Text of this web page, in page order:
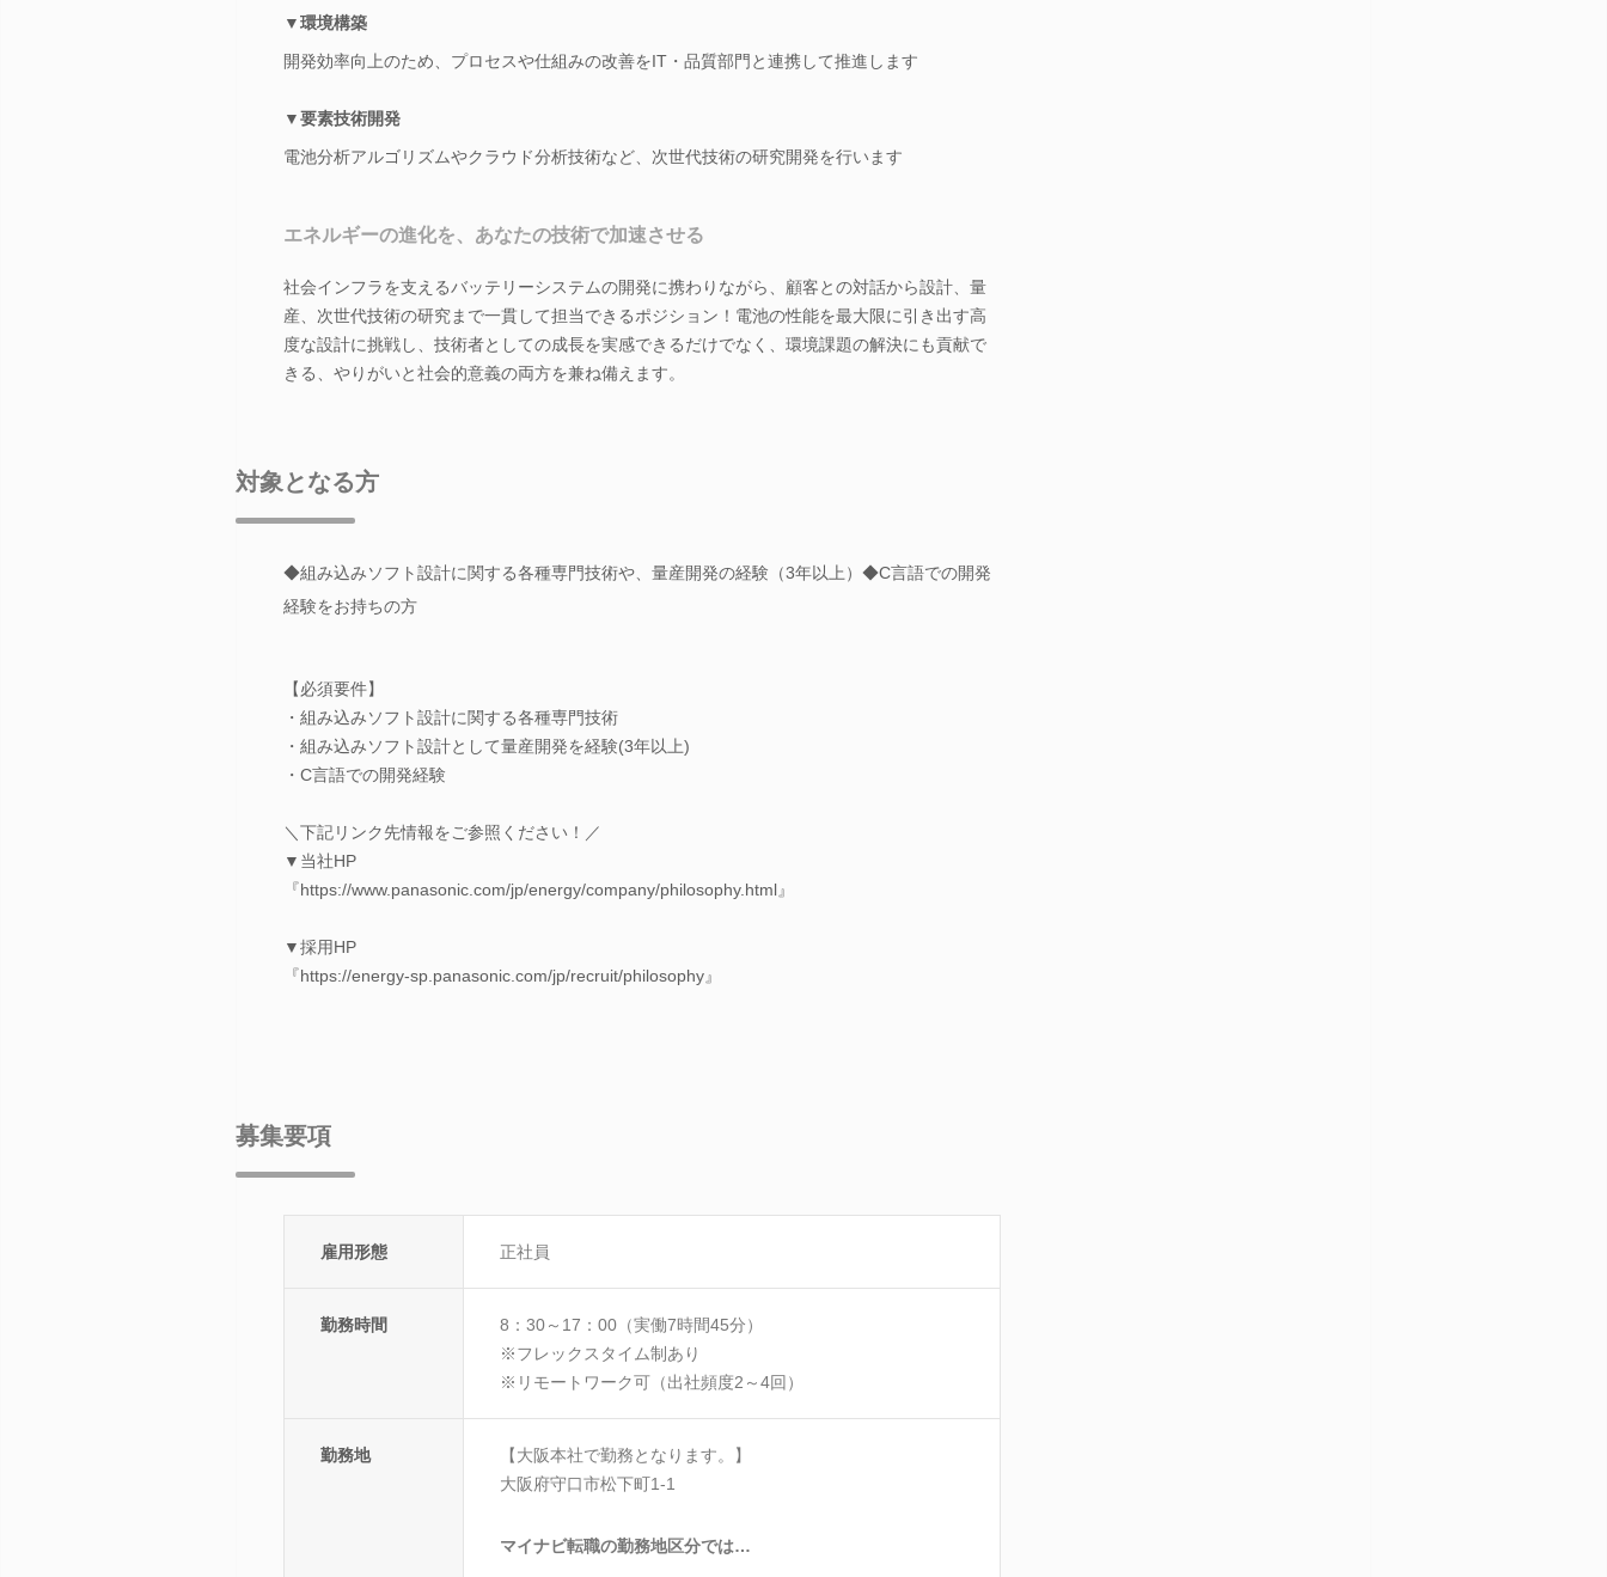
▼環境構築
開発効率向上のため、プロセスや仕組みの改善をIT・品質部門と連携して推進します
▼要素技術開発
電池分析アルゴリズムやクラウド分析技術など、次世代技術の研究開発を行います
エネルギーの進化を、あなたの技術で加速させる
社会インフラを支えるバッテリーシステムの開発に携わりながら、顧客との対話から設計、量
産、次世代技術の研究まで一貫して担当できるポジション！電池の性能を最大限に引き出す高
度な設計に挑戦し、技術者としての成長を実感できるだけでなく、環境課題の解決にも貢献で
きる、やりがいと社会的意義の両方を兼ね備えます。
対象となる方
◆組み込みソフト設計に関する各種専門技術や、量産開発の経験（3年以上）◆C言語での開発
経験をお持ちの方
【必須要件】
・組み込みソフト設計に関する各種専門技術
・組み込みソフト設計として量産開発を経験(3年以上)
・C言語での開発経験
＼下記リンク先情報をご参照ください！／
▼当社HP
『https://www.panasonic.com/jp/energy/company/philosophy.html』
▼採用HP
『https://energy-sp.panasonic.com/jp/recruit/philosophy』
募集要項
雇用形態 正社員
勤務時間
8：30～17：00（実働7時間45分）
※フレックスタイム制あり
※リモートワーク可（出社頻度2～4回）
勤務地
【大阪本社で勤務となります。】
大阪府守口市松下町1-1
マイナビ転職の勤務地区分では…